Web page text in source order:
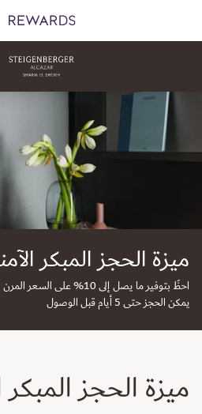
الشريحة 1 من 1
ميزة الحجز المبكر
احظَ بتوفير ما يصل إلى 10% على السعر المرن
يمكن الحجز حتى 5 أيام قبل الوصول
ميزة الحجز المبكر